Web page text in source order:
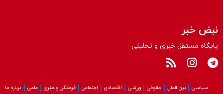
نبض خبر
پایگاه مستقل خبری و تحلیلی
سیاسی بین الملل حقوقی ورزشی اقتصادی اجتماعی فرهنگی و هنری علمی درباره ما